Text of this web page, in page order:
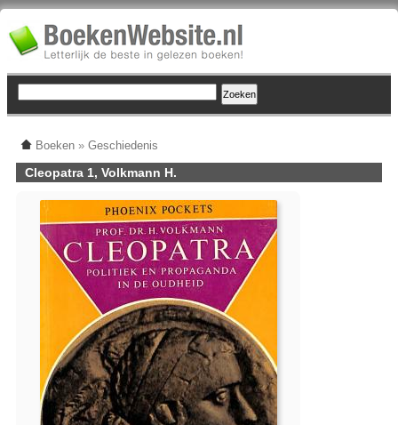
Boeken » Geschiedenis
Cleopatra 1, Volkmann H.